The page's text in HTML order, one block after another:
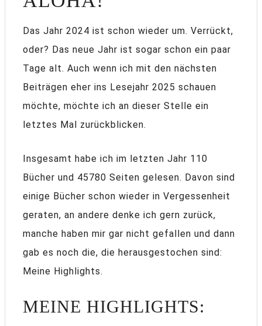
Das Jahr 2024 ist schon wieder um. Verrückt,
oder? Das neue Jahr ist sogar schon ein paar
Tage alt. Auch wenn ich mit den nächsten
Beiträgen eher ins Lesejahr 2025 schauen
möchte, möchte ich an dieser Stelle ein
letztes Mal zurückblicken.
Insgesamt habe ich im letzten Jahr 110
Bücher und 45780 Seiten gelesen. Davon sind
einige Bücher schon wieder in Vergessenheit
geraten, an andere denke ich gern zurück,
manche haben mir gar nicht gefallen und dann
gab es noch die, die herausgestochen sind:
Meine Highlights.
MEINE HIGHLIGHTS: